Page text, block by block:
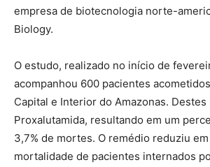
empresa de biotecnologia norte-
Biology.
O estudo, realizado no início de
acompanhou 600 pacientes
Capital e Interior do Amazonas.
Proxalutamida, resultando em um
3,7% de mortes. O remédio reduziu em
mortalidade de pacientes internados